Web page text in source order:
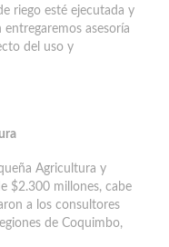
riego esté ejecutada y
asesoría
del uso y
Agricultura y
$2.300 millones, cabe
a los consultores
de Coquimbo,